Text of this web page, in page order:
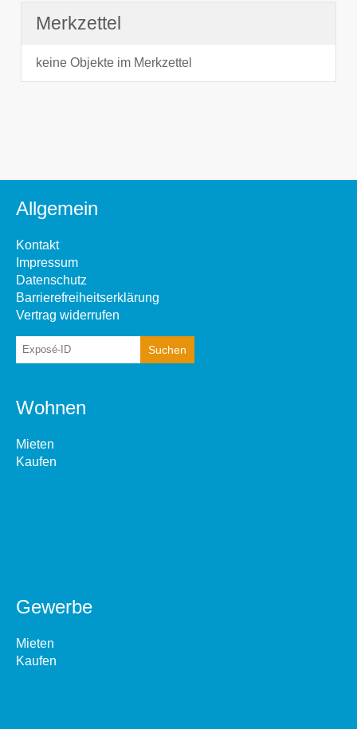
Merkzettel
keine Objekte im Merkzettel
Allgemein
Kontakt
Impressum
Datenschutz
Barrierefreiheitserklärung
Vertrag widerrufen
Wohnen
Mieten
Kaufen
Gewerbe
Mieten
Kaufen